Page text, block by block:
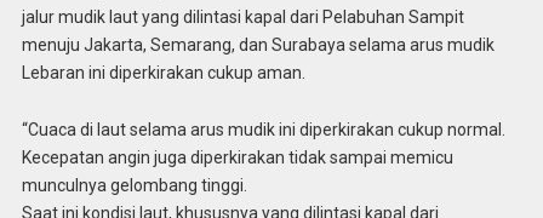
jalur mudik laut yang dilintasi kapal dari Pelabuhan Sampit
menuju Jakarta, Semarang, dan Surabaya selama arus mudik
Lebaran ini diperkirakan cukup aman.
“Cuaca di laut selama arus mudik ini diperkirakan cukup normal.
Kecepatan angin juga diperkirakan tidak sampai memicu
munculnya gelombang tinggi.
Saat ini kondisi laut, khususnya yang dilintasi kapal dari